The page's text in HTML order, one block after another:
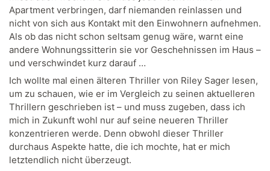
Apartment verbringen, darf niemanden reinlassen und
nicht von sich aus Kontakt mit den Einwohnern aufnehmen.
Als ob das nicht schon seltsam genug wäre, warnt eine
andere Wohnungssitterin sie vor Geschehnissen im Haus –
und verschwindet kurz darauf …
Ich wollte mal einen älteren Thriller von Riley Sager lesen,
um zu schauen, wie er im Vergleich zu seinen aktuelleren
Thrillern geschrieben ist – und muss zugeben, dass ich
mich in Zukunft wohl nur auf seine neueren Thriller
konzentrieren werde. Denn obwohl dieser Thriller
durchaus Aspekte hatte, die ich mochte, hat er mich
letztendlich nicht überzeugt.